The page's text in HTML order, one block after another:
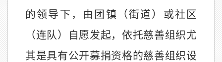
的领导下， 由 团 镇 （街道）或社区
（连队）
自愿发起，依托慈善组织尤
其是具有公开募捐资格的慈善组织设